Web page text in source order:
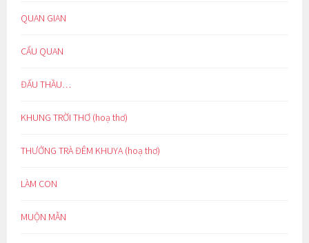
QUAN GIAN
CẨU QUAN
ĐẤU THẦU…
KHUNG TRỜI THƠ (hoạ thơ)
THƯỞNG TRÀ ĐÊM KHUYA (hoạ thơ)
LÀM CON
MUỘN MẰN